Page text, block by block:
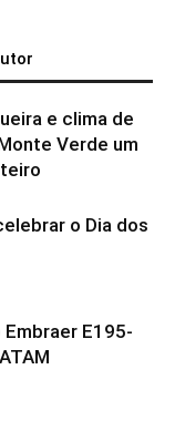
e clima de
Verde um
o Dia dos
E195-